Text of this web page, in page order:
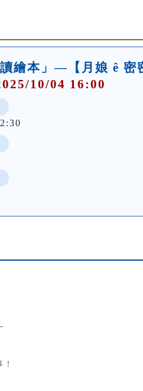
繪本」—【月娘 ê 密
10/04 16:00